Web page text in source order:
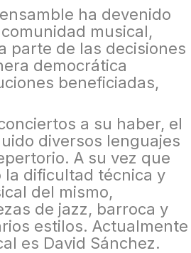
ha devenido
musical,
parte de las decisiones
democrática
beneficiadas,
a su haber, el
diversos lenguajes
A su vez que
la dificultad técnica y
del mismo,
de jazz, barroca y
estilos. Actualmente
es David Sánchez.